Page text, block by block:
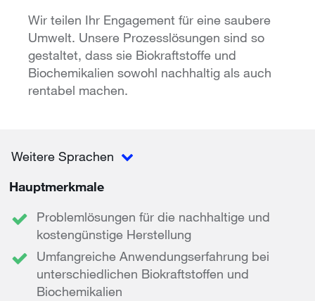
Wir teilen Ihr Engagement für eine saubere
Umwelt. Unsere Prozesslösungen sind so
gestaltet, dass sie Biokraftstoffe und
Biochemikalien sowohl nachhaltig als auch
rentabel machen.
Weitere Sprachen
Hauptmerkmale
Problemlösungen für die nachhaltige und
kostengünstige Herstellung
Umfangreiche Anwendungserfahrung bei
unterschiedlichen Biokraftstoffen und
Biochemikalien